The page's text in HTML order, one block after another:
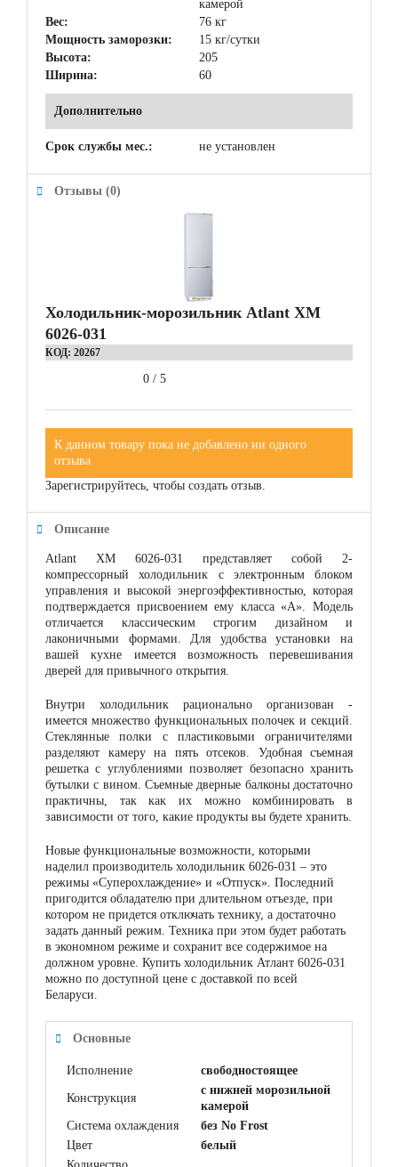
камерой
Вес:
76 кг
Мощность заморозки:
15 кг/сутки
Высота:
205
Ширина:
60
Дополнительно
Срок службы мес.: не установлен
Отзывы (0)
Холодильник-морозильник Atlant ХМ
6026-031
КОД: 20267
0 / 5
К данном товару пока не добавлено ни одного
отзыва
Зарегистрируйтесь, чтобы создать отзыв.
Описание
Atlant ХМ 6026-031 представляет собой 2-
компрессорный холодильник с электронным блоком
управления и высокой энергоэффективностью, которая
подтверждается присвоением ему класса «А». Модель
отличается классическим строгим дизайном и
лаконичными формами. Для удобства установки на
вашей кухне имеется возможность перевешивания
дверей для привычного открытия.
Внутри холодильник рационально организован -
имеется множество функциональных полочек и секций.
Стеклянные полки с пластиковыми ограничителями
разделяют камеру на пять отсеков. Удобная съемная
решетка с углублениями позволяет безопасно хранить
бутылки с вином. Съемные дверные балконы достаточно
практичны, так как их можно комбинировать в
зависимости от того, какие продукты вы будете хранить.
Новые функциональные возможности, которыми
наделил производитель холодильник 6026-031 – это
режимы «Суперохлаждение» и «Отпуск». Последний
пригодится обладателю при длительном отъезде, при
котором не придется отключать технику, а достаточно
задать данный режим. Техника при этом будет работать
в экономном режиме и сохранит все содержимое на
должном уровне. Купить холодильник Атлант 6026-031
можно по доступной цене с доставкой по всей
Беларуси.
Основные
Исполнение свободностоящее
Конструкция
с нижней морозильной
камерой
Система охлаждения
без No Frost
Цвет
белый